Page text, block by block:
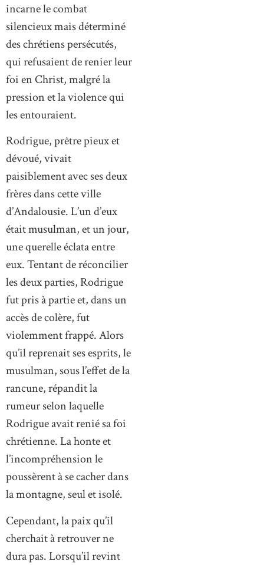
incarne le combat
silencieux mais déterminé
des chrétiens persécutés,
qui refusaient de renier leur
foi en Christ, malgré la
pression et la violence qui
les entouraient.
Rodrigue, prêtre pieux et
dévoué, vivait
paisiblement avec ses deux
frères dans cette ville
d’Andalousie. L’un d’eux
était musulman, et un jour,
une querelle éclata entre
eux. Tentant de réconcilier
les deux parties, Rodrigue
fut pris à partie et, dans un
accès de colère, fut
violemment frappé. Alors
qu’il reprenait ses esprits, le
musulman, sous l’effet de la
rancune, répandit la
rumeur selon laquelle
Rodrigue avait renié sa foi
chrétienne. La honte et
l’incompréhension le
poussèrent à se cacher dans
la montagne, seul et isolé.
Cependant, la paix qu’il
cherchait à retrouver ne
dura pas. Lorsqu’il revint